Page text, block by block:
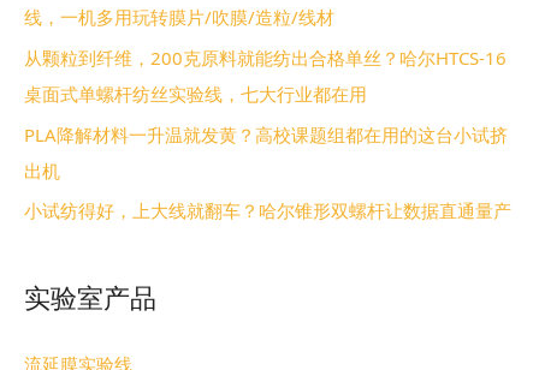
线，一机多用玩转膜片/吹膜/造粒/线材
从颗粒到纤维，200克原料就能纺出合格单丝？哈尔HTCS-16
桌面式单螺杆纺丝实验线，七大行业都在用
PLA降解材料一升温就发黄？高校课题组都在用的这台小试挤
出机
小试纺得好，上大线就翻车？哈尔锥形双螺杆让数据直通量产
实验室产品
流延膜实验线